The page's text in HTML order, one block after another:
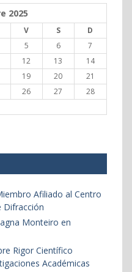
2025
V S
D
5 6
7
12 13
14
19 20
21
26 27
28
Afiliado al Centro
Difracción
Monteiro en
Rigor Científico
Académicas